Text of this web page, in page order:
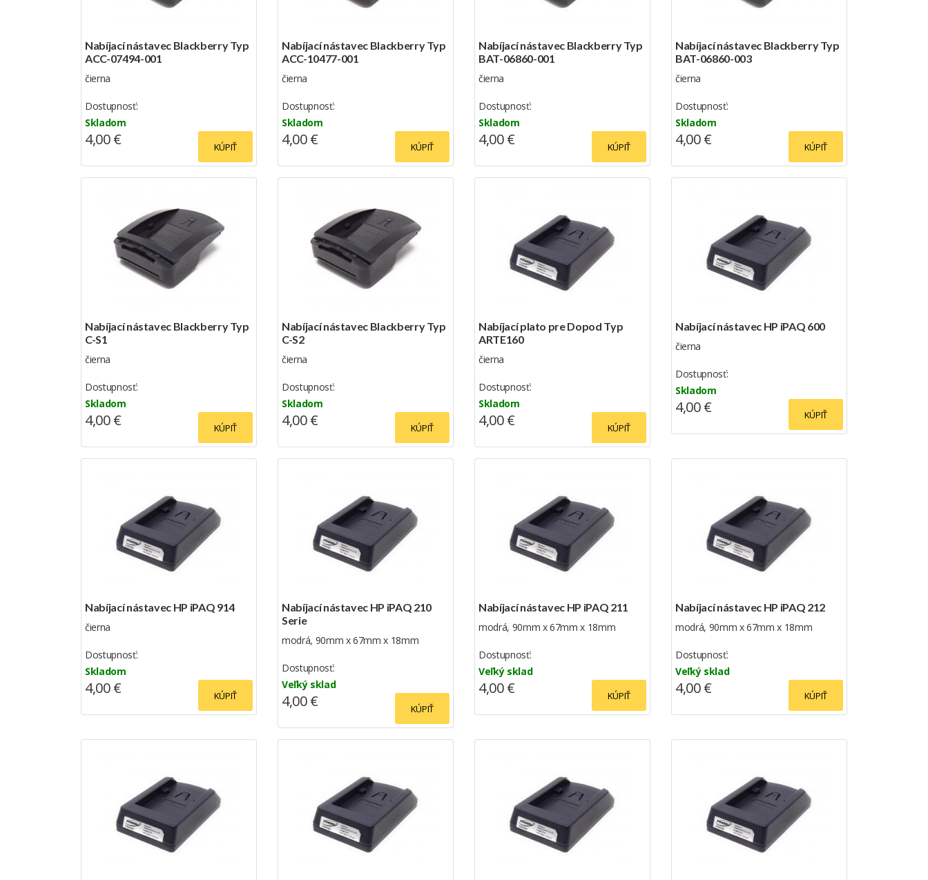
Nabíjací nástavec Blackberry Typ
ACC-07494-001
čierna
Dostupnosť:
Skladom
KÚPIŤ
4,00 €
Nabíjací nástavec Blackberry Typ
ACC-10477-001
čierna
Dostupnosť:
Skladom
KÚPIŤ
4,00 €
Nabíjací nástavec Blackberry Typ
BAT-06860-001
čierna
Dostupnosť:
Skladom
KÚPIŤ
4,00 €
Nabíjací nástavec Blackberry Typ
BAT-06860-003
čierna
Dostupnosť:
Skladom
KÚPIŤ
4,00 €
Nabíjací nástavec Blackberry Typ
C-S1
čierna
Dostupnosť:
Skladom
KÚPIŤ
4,00 €
Nabíjací nástavec Blackberry Typ
C-S2
čierna
Dostupnosť:
Skladom
KÚPIŤ
4,00 €
Nabíjací plato pre Dopod Typ
ARTE160
čierna
Dostupnosť:
Skladom
KÚPIŤ
4,00 €
Nabíjací nástavec HP iPAQ 600
čierna
Dostupnosť:
Skladom
KÚPIŤ
4,00 €
Nabíjací nástavec HP iPAQ 914
čierna
Dostupnosť:
Skladom
KÚPIŤ
4,00 €
Nabíjací nástavec HP iPAQ 210
Serie
modrá, 90mm x 67mm x 18mm
Dostupnosť:
Veľký sklad
KÚPIŤ
4,00 €
Nabíjací nástavec HP iPAQ 211
modrá, 90mm x 67mm x 18mm
Dostupnosť:
Veľký sklad
KÚPIŤ
4,00 €
Nabíjací nástavec HP iPAQ 212
modrá, 90mm x 67mm x 18mm
Dostupnosť:
Veľký sklad
KÚPIŤ
4,00 €